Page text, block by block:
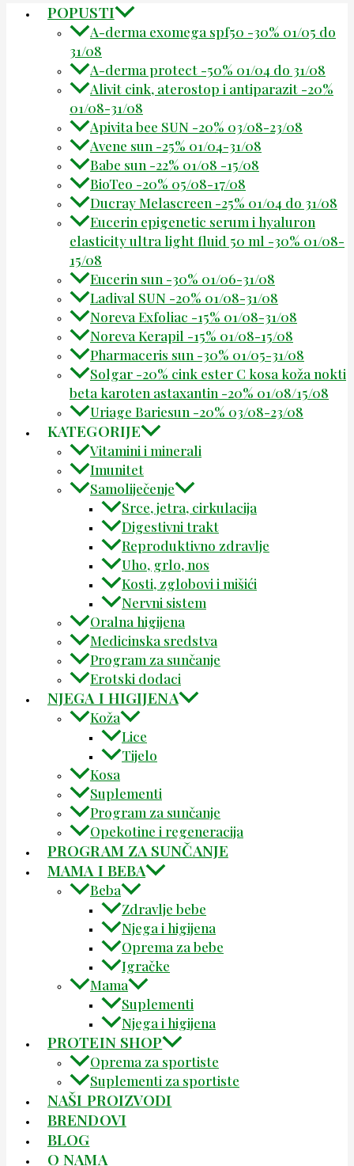
POPUSTI
A-derma exomega spf50 -30% 01/05 do
31/08
A-derma protect -50% 01/04 do 31/08
Alivit cink, aterostop i antiparazit -20%
01/08-31/08
Apivita bee SUN -20% 03/08-23/08
Avene sun -25% 01/04-31/08
Babe sun -22% 01/08 -15/08
BioTeo -20% 05/08-17/08
Ducray Melascreen -25% 01/04 do 31/08
Eucerin epigenetic serum i hyaluron
elasticity ultra light fluid 50 ml -30% 01/08-
15/08
Eucerin sun -30% 01/06-31/08
Ladival SUN -20% 01/08-31/08
Noreva Exfoliac -15% 01/08-31/08
Noreva Kerapil -15% 01/08-15/08
Pharmaceris sun -30% 01/05-31/08
Solgar -20% cink ester C kosa koža nokti
beta karoten astaxantin -20% 01/08/15/08
Uriage Bariesun -20% 03/08-23/08
KATEGORIJE
Vitamini i minerali
Imunitet
Samoliječenje
Srce, jetra, cirkulacija
Digestivni trakt
Reproduktivno zdravlje
Uho, grlo, nos
Kosti, zglobovi i mišići
Nervni sistem
Oralna higijena
Medicinska sredstva
Program za sunčanje
Erotski dodaci
NJEGA I HIGIJENA
Koža
Lice
Tijelo
Kosa
Suplementi
Program za sunčanje
Opekotine i regeneracija
PROGRAM ZA SUNČANJE
MAMA I BEBA
Beba
Zdravlje bebe
Njega i higijena
Oprema za bebe
Igračke
Mama
Suplementi
Njega i higijena
PROTEIN SHOP
Oprema za sportiste
Suplementi za sportiste
NAŠI PROIZVODI
BRENDOVI
BLOG
O NAMA